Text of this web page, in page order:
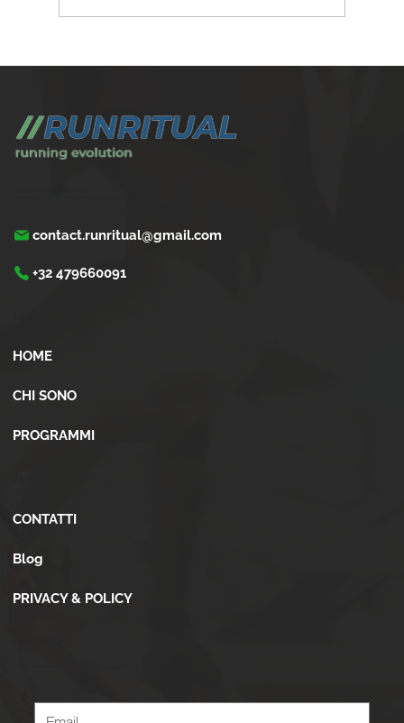
contact.runritual@gmail.com
+32 479660091
HOME
CHI SONO
PROGRAMMI
CONTATTI
Blog
PRIVACY & POLICY